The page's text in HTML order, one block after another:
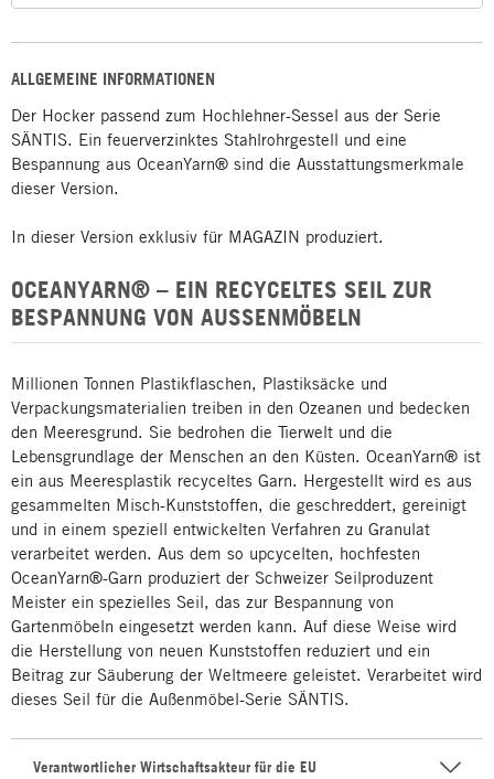
ALLGEMEINE INFORMATIONEN
Der Hocker passend zum Hochlehner-Sessel aus der Serie
SÄNTIS. Ein feuerverzinktes Stahlrohrgestell und eine
Bespannung aus OceanYarn® sind die Ausstattungsmerkmale
dieser Version.
In dieser Version exklusiv für MAGAZIN produziert.
OCEANYARN® – EIN RECYCELTES SEIL ZUR
BESPANNUNG VON AUSSENMÖBELN
Millionen Tonnen Plastikflaschen, Plastiksäcke und
Verpackungsmaterialien treiben in den Ozeanen und bedecken
den Meeresgrund. Sie bedrohen die Tierwelt und die
Lebensgrundlage der Menschen an den Küsten. OceanYarn® ist
ein aus Meeresplastik recyceltes Garn. Hergestellt wird es aus
gesammelten Misch-Kunststoffen, die geschreddert, gereinigt
und in einem speziell entwickelten Verfahren zu Granulat
verarbeitet werden. Aus dem so upcycelten, hochfesten
OceanYarn®-Garn produziert der Schweizer Seilproduzent
Meister ein spezielles Seil, das zur Bespannung von
Gartenmöbeln eingesetzt werden kann. Auf diese Weise wird
die Herstellung von neuen Kunststoffen reduziert und ein
Beitrag zur Säuberung der Weltmeere geleistet. Verarbeitet wird
dieses Seil für die Außenmöbel-Serie SÄNTIS.
Verantwortlicher Wirtschaftsakteur für die EU